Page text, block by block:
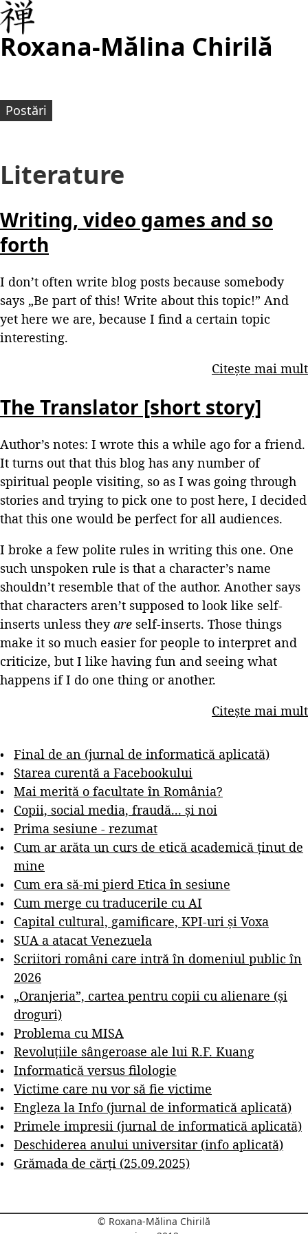
Roxana-Mălina Chirilă
Postări
Literature
Writing, video games and so
forth
I don’t often write blog posts because somebody
says „Be part of this! Write about this topic!” And
yet here we are, because I find a certain topic
interesting.
Citește mai mult
The Translator [short story]
Author’s notes: I wrote this a while ago for a friend.
It turns out that this blog has any number of
spiritual people visiting, so as I was going through
stories and trying to pick one to post here, I decided
that this one would be perfect for all audiences.
I broke a few polite rules in writing this one. One
such unspoken rule is that a character’s name
shouldn’t resemble that of the author. Another says
that characters aren’t supposed to look like self-
inserts unless theyare self-inserts. Those things
make it so much easier for people to interpret and
criticize, but I like having fun and seeing what
happens if I do one thing or another.
Citește mai mult
Final de an (jurnal de informatică aplicată)
Starea curentă a Facebookului
Mai merită o facultate în România?
Copii, social media, fraudă... și noi
Prima sesiune - rezumat
Cum ar arăta un curs de etică academică ținut de
mine
Cum era să-mi pierd Etica în sesiune
Cum merge cu traducerile cu AI
Capital cultural, gamificare, KPI-uri și Voxa
SUA a atacat Venezuela
Scriitori români care intră în domeniul public în
2026
„Oranjeria”, cartea pentru copii cu alienare (și
droguri)
Problema cu MISA
Revoluțiile sângeroase ale lui R.F. Kuang
Informatică versus filologie
Victime care nu vor să fie victime
Engleza la Info (jurnal de informatică aplicată)
Primele impresii (jurnal de informatică aplicată)
Deschiderea anului universitar (info aplicată)
Grămada de cărți (25.09.2025)
© Roxana-Mălina Chirilă